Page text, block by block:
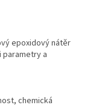
epoxidový nátěr
parametry a
chemická